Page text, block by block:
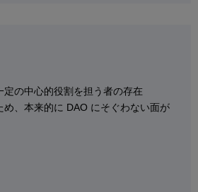
定の中心的役割を担う者の存在
め、本来的に DAO にそぐわない面が